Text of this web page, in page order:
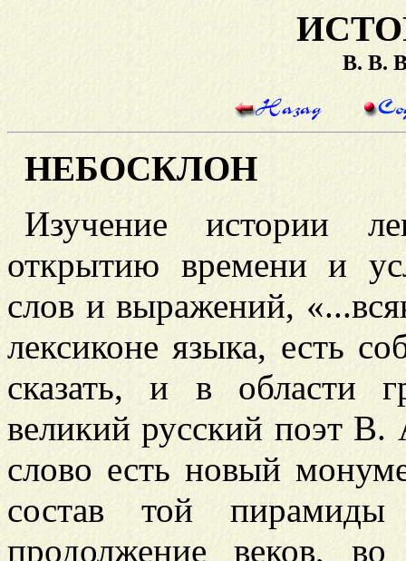
В. В.
НЕБОСКЛОН
Изучение истории
открытию времени и
слов и выражений,
лексиконе языка, есть
сказать, и в области
великий русский поэт
слово есть новый
состав той
продолжение веков, во